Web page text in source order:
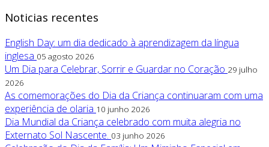
Noticias recentes
English Day: um dia dedicado à aprendizagem da língua
inglesa 05 agosto 2026
Um Dia para Celebrar, Sorrir e Guardar no Coração 29 julho
2026
As comemorações do Dia da Criança continuaram com uma
experiência de olaria 10 junho 2026
Dia Mundial da Criança celebrado com muita alegria no
Externato Sol Nascente. 03 junho 2026